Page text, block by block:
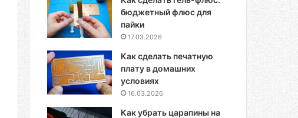
бюджетный флюс для
пайки
17.03.2026
Как сделать печатную
плату в домашних
условиях
16.03.2026
Как убрать царапины на